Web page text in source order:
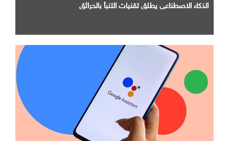
الذكاء الاصطناعي يطلق تقنيات التنبأ بالحرائق